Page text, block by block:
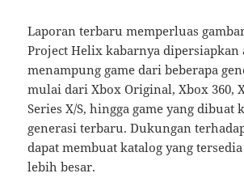
Laporan terbaru memperluas
Project Helix kabarnya dipersiapkan
menampung game dari beberapa
mulai dari Xbox Original, Xbox 360,
Series X/S, hingga game yang
generasi terbaru. Dukungan
dapat membuat katalog yang
lebih besar.